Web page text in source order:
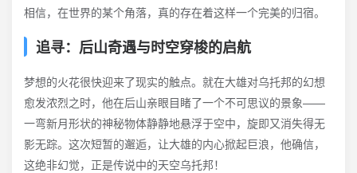
相信，在世界的某个角落，真的存在着这样一个完美的归宿。
追寻：后山奇遇与时空穿梭的启航
梦想的火花很快迎来了现实的触点。就在大雄对乌托邦的幻想
愈发浓烈之时，他在后山亲眼目睹了一个不可思议的景象——
一弯新月形状的神秘物体静静地悬浮于空中，旋即又消失得无
影无踪。这次短暂的邂逅，让大雄的内心掀起巨浪，他确信，
这绝非幻觉，正是传说中的天空乌托邦！